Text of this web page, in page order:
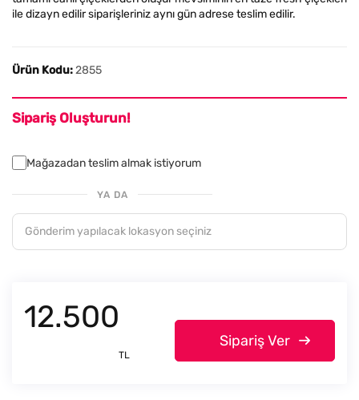
ile dizayn edilir siparişleriniz aynı gün adrese teslim edilir.
Ürün Kodu:2855
Sipariş Oluşturun!
Mağazadan teslim almak istiyorum
YA DA
12.500
TL
Sipariş Ver